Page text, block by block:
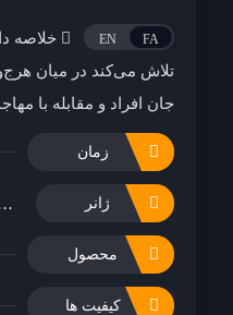
FA
EN خلاصه
تلاش می‌کند در میان
جان افراد و مقابله با
زمان
ژانر اکشن
محصول
کیفیت ها